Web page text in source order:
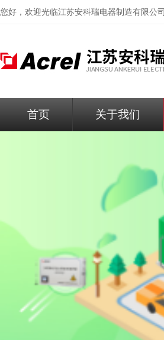
您好，欢迎光临江苏安科瑞电器制造有限公司
首页 关于我们